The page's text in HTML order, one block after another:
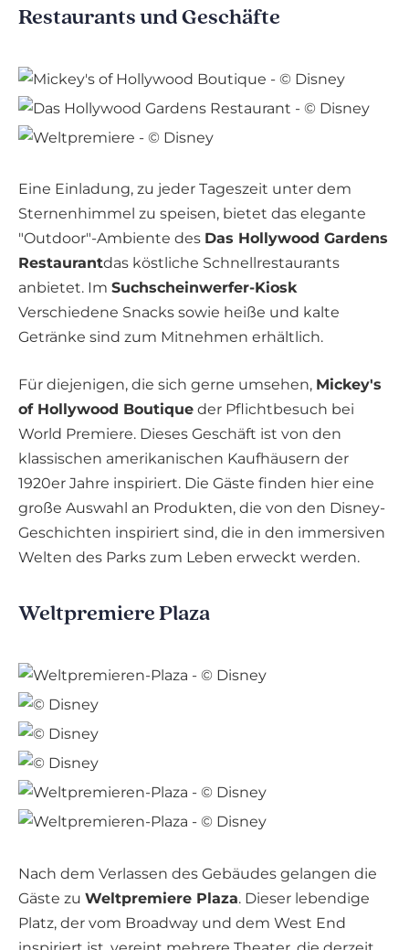
Restaurants und Geschäfte
Eine Einladung, zu jeder Tageszeit unter dem
Sternenhimmel zu speisen, bietet das elegante
"Outdoor"-Ambiente des Das Hollywood Gardens
Restaurantdas köstliche Schnellrestaurants
anbietet. Im Suchscheinwerfer-Kiosk
Verschiedene Snacks sowie heiße und kalte
Getränke sind zum Mitnehmen erhältlich.
Für diejenigen, die sich gerne umsehen, Mickey's
of Hollywood Boutique der Pflichtbesuch bei
World Premiere. Dieses Geschäft ist von den
klassischen amerikanischen Kaufhäusern der
1920er Jahre inspiriert. Die Gäste finden hier eine
große Auswahl an Produkten, die von den Disney-
Geschichten inspiriert sind, die in den immersiven
Welten des Parks zum Leben erweckt werden.
Weltpremiere Plaza
Nach dem Verlassen des Gebäudes gelangen die
Gäste zu Weltpremiere Plaza. Dieser lebendige
Platz, der vom Broadway und dem West End